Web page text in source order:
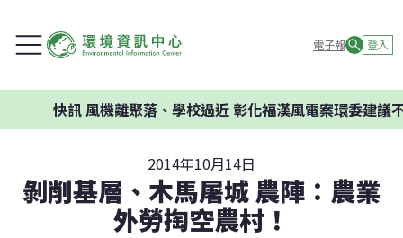
電子報 登入
快訊風機離聚落、學校過近 彰化福漢風電案環委建議不應
2014年10月14日
剝削基層、木馬屠城 農陣：農業
外勞掏空農村！